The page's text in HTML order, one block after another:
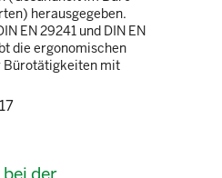
herausgegeben.
EN 29241 und DIN EN
die ergonomischen
Bürotätigkeiten mit
der